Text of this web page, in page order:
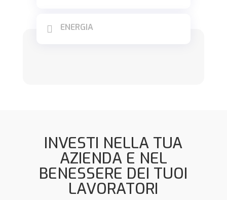
 ENERGIA
INVESTI NELLA TUA
AZIENDA E NEL
BENESSERE DEI TUOI
LAVORATORI